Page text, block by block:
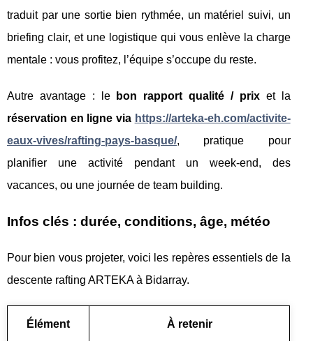
traduit par une sortie bien rythmée, un matériel suivi, un
briefing clair, et une logistique qui vous enlève la charge
mentale : vous profitez, l’équipe s’occupe du reste.
Autre avantage : le bon rapport qualité / prixet la
réservation en ligne via https://arteka-eh.com/activite-
eaux-vives/rafting-pays-basque/, pratique pour
planifier une activité pendant un week-end, des
vacances, ou une journée de team building.
Infos clés : durée, conditions, âge, météo
Pour bien vous projeter, voici les repères essentiels de la
descente rafting ARTEKA à Bidarray.
Élément À retenir